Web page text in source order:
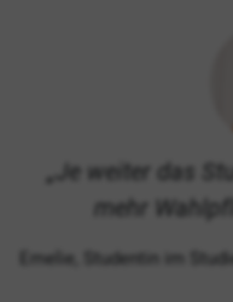
Je weiter das
mehr
Emelie, Studentin im